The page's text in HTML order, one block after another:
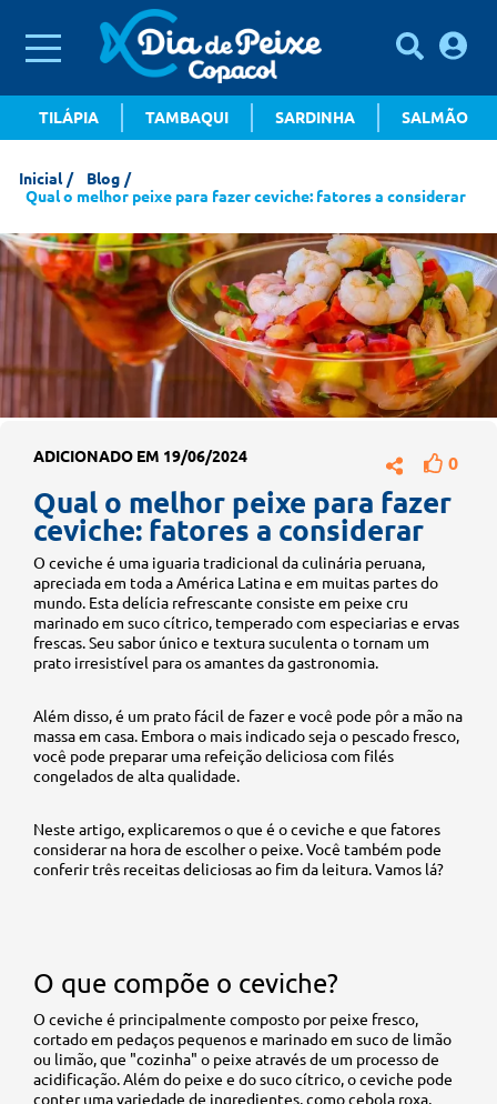
TILÁPIA TAMBAQUI SARDINHA SALMÃO
Inicial
Blog
Qual o melhor peixe para fazer ceviche: fatores a considerar
ADICIONADO EM 19/06/2024 0
Qual o melhor peixe para fazer
ceviche: fatores a considerar
O ceviche é uma iguaria tradicional da culinária peruana,
apreciada em toda a América Latina e em muitas partes do
mundo. Esta delícia refrescante consiste em peixe cru
marinado em suco cítrico, temperado com especiarias e ervas
frescas. Seu sabor único e textura suculenta o tornam um
prato irresistível para os amantes da gastronomia.
Além disso, é um prato fácil de fazer e você pode pôr a mão na
massa em casa. Embora o mais indicado seja o pescado fresco,
você pode preparar uma refeição deliciosa com filés
congelados de alta qualidade.
Neste artigo, explicaremos o que é o ceviche e que fatores
considerar na hora de escolher o peixe. Você também pode
conferir três receitas deliciosas ao fim da leitura. Vamos lá?
O que compõe o ceviche?
O ceviche é principalmente composto por peixe fresco,
cortado em pedaços pequenos e marinado em suco de limão
ou limão, que "cozinha" o peixe através de um processo de
acidificação. Além do peixe e do suco cítrico, o ceviche pode
conter uma variedade de ingredientes, como cebola roxa,